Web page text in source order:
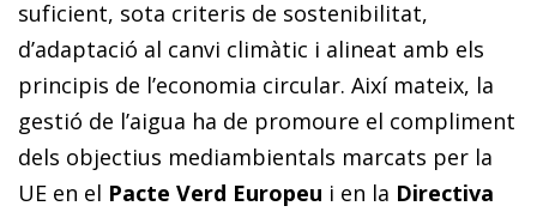
suficient, sota criteris de sostenibilitat,
d’adaptació al canvi climàtic i alineat amb els
principis de l’economia circular. Així mateix, la
gestió de l’aigua ha de promoure el compliment
dels objectius mediambientals marcats per la
UE en el Pacte Verd Europeu i en la Directiva